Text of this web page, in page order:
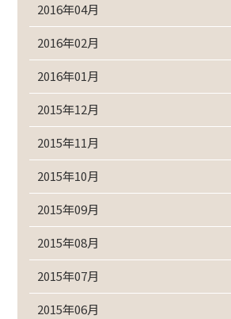
2016年04月
2016年02月
2016年01月
2015年12月
2015年11月
2015年10月
2015年09月
2015年08月
2015年07月
2015年06月